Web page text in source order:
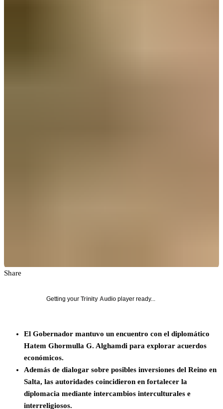
Share
Getting your Trinity Audio player ready...
El Gobernador mantuvo un encuentro con el diplomático
Hatem Ghormulla G. Alghamdi para explorar acuerdos
económicos.
Además de dialogar sobre posibles inversiones del Reino en
Salta, las autoridades coincidieron en fortalecer la
diplomacia mediante intercambios interculturales e
interreligiosos.